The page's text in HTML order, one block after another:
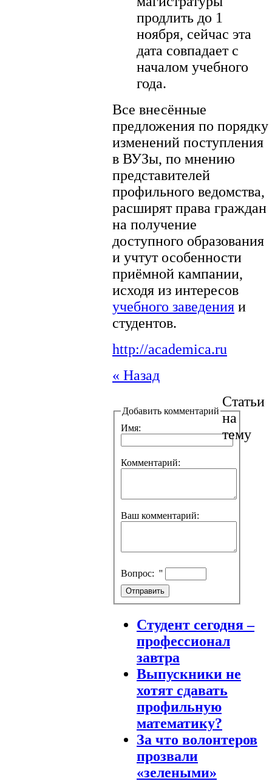
продлить до 1
ноября, сейчас эта
дата совпадает с
началом учебного
года.
Все внесённые
предложения по порядку
изменений поступления
в ВУЗы, по мнению
представителей
профильного ведомства,
расширят права граждан
на получение
доступного образования
и учтут особенности
приёмной кампании,
исходя из интересов
учебного заведения и
студентов.
http://academica.ru
« Назад
Добавить комментарий
Имя:
Комментарий:
Ваш комментарий:
Вопрос: ''
Статьи
на
тему
Студент сегодня –
профессионал
завтра
Выпускники не
хотят сдавать
профильную
математику?
За что волонтеров
прозвали
«зелеными»